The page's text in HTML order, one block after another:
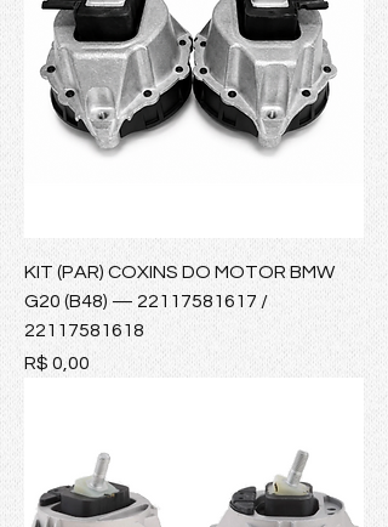
KIT (PAR) COXINS DO MOTOR BMW
G20 (B48) — 22117581617 /
22117581618
Preço
R$ 0,00